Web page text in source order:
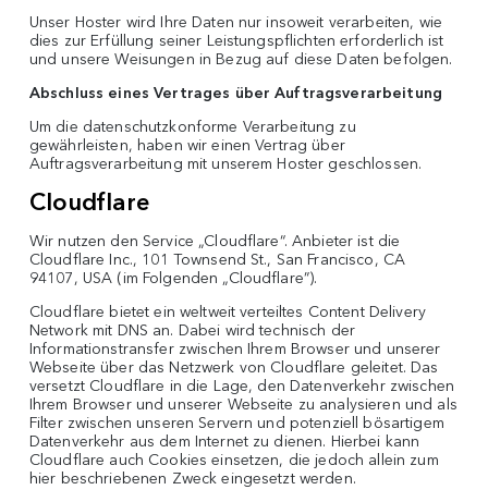
Unser Hoster wird Ihre Daten nur insoweit verarbeiten, wie
dies zur Erfüllung seiner Leistungspflichten erforderlich ist
und unsere Weisungen in Bezug auf diese Daten befolgen.
Abschluss eines Vertrages über Auftragsverarbeitung
Um die datenschutzkonforme Verarbeitung zu
gewährleisten, haben wir einen Vertrag über
Auftragsverarbeitung mit unserem Hoster geschlossen.
Cloudflare
Wir nutzen den Service „Cloudflare“. Anbieter ist die
Cloudflare Inc., 101 Townsend St., San Francisco, CA
94107, USA (im Folgenden „Cloudflare”).
Cloudflare bietet ein weltweit verteiltes Content Delivery
Network mit DNS an. Dabei wird technisch der
Informationstransfer zwischen Ihrem Browser und unserer
Webseite über das Netzwerk von Cloudflare geleitet. Das
versetzt Cloudflare in die Lage, den Datenverkehr zwischen
Ihrem Browser und unserer Webseite zu analysieren und als
Filter zwischen unseren Servern und potenziell bösartigem
Datenverkehr aus dem Internet zu dienen. Hierbei kann
Cloudflare auch Cookies einsetzen, die jedoch allein zum
hier beschriebenen Zweck eingesetzt werden.